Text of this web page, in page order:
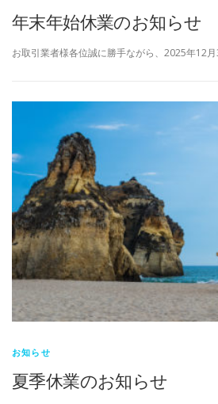
年末年始休業のお知らせ
お取引業者様各位誠に勝手ながら、2025年12
お知らせ
夏季休業のお知らせ